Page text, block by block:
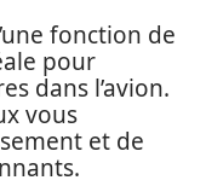
fonction de
pour
dans l’avion.
vous
et de